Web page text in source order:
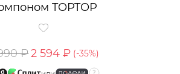
TOPTOP
₽2 594 ₽ (-35%)